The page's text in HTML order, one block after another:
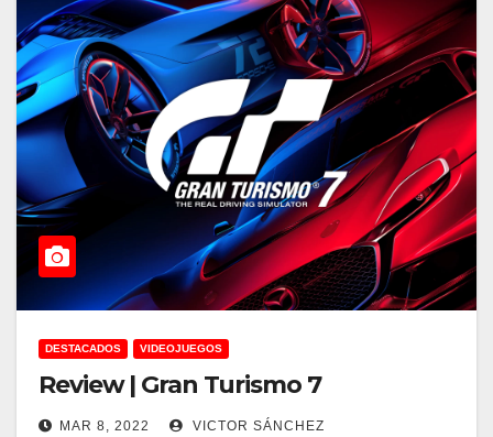
DESTACADOS VIDEOJUEGOS
Review | Gran Turismo 7
MAR 8, 2022 VICTOR SÁNCHEZ